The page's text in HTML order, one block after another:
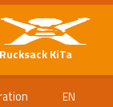
Rucksack KiTa
EN